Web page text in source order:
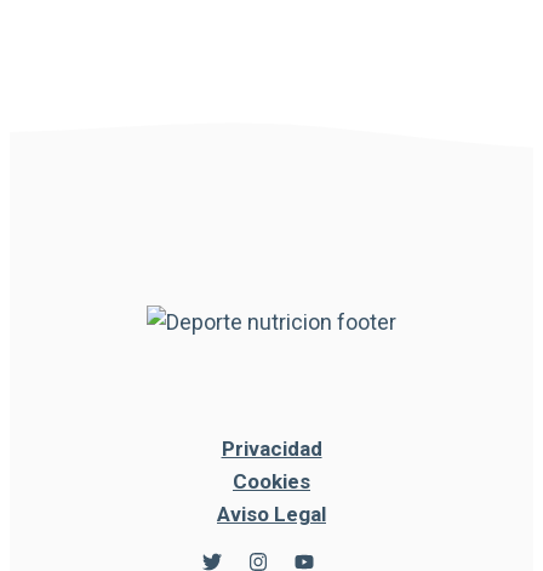
Privacidad
Cookies
Aviso Legal